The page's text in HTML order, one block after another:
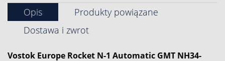
Opis
Produkty powiązane
Dostawa i zwrot
Vostok Europe Rocket N-1 Automatic GMT NH34-